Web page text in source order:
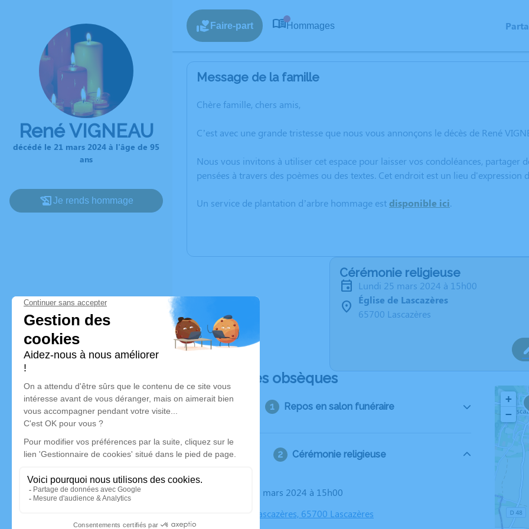
René VIGNEAU
décédé le 21 mars 2024 à l'âge de 95
ans
Je rends hommage
Faire-part Hommages
Message de la famille
Chère famille, chers amis,
C’est avec une grande tristesse que nous vous annonçons le décès de René
Nous vous invitons à utiliser cet espace pour laisser vos condoléances, partager
pensées à travers des poèmes ou des textes. Cet endroit est un lieu d'expression
Un service de plantation d’arbre hommage estdisponible ici.
Cérémonie religieuse
lundi 25 mars 2024 à 15h00
Église de Lascazères
65700 Lascazères
Déroulé des obsèques
Repos en salon funéraire
Cérémonie religieuse
Le lundi 25 mars 2024 à 15h00
Église de Lascazères, 65700 Lascazères
+
−